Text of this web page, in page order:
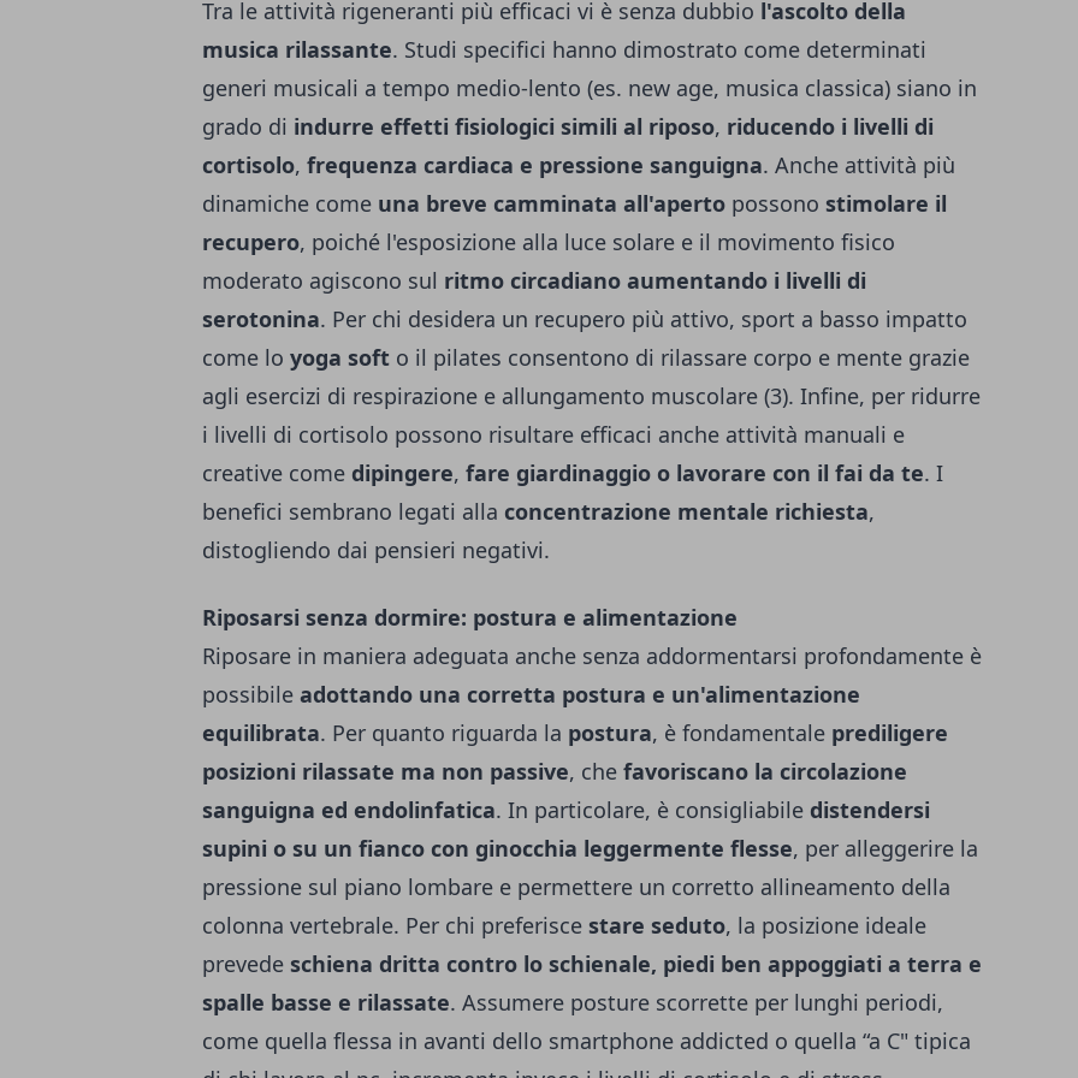
Tra le attività rigeneranti più efficaci vi è senza dubbio l'ascolto della
musica rilassante. Studi specifici hanno dimostrato come determinati
generi musicali a tempo medio-lento (es. new age, musica classica) siano in
grado di indurre effetti fisiologici simili al riposo, riducendo i livelli di
cortisolo, frequenza cardiaca e pressione sanguigna. Anche attività più
dinamiche come una breve camminata all'aperto possono stimolare il
recupero, poiché l'esposizione alla luce solare e il movimento fisico
moderato agiscono sul ritmo circadiano aumentando i livelli di
serotonina. Per chi desidera un recupero più attivo, sport a basso impatto
come lo yoga soft o il pilates consentono di rilassare corpo e mente grazie
agli esercizi di respirazione e allungamento muscolare (3). Infine, per ridurre
i livelli di cortisolo possono risultare efficaci anche attività manuali e
creative come dipingere, fare giardinaggio o lavorare con il fai da te. I
benefici sembrano legati alla concentrazione mentale richiesta,
distogliendo dai pensieri negativi.
Riposarsi senza dormire: postura e alimentazione
Riposare in maniera adeguata anche senza addormentarsi profondamente è
possibile adottando una corretta postura e un'alimentazione
equilibrata. Per quanto riguarda la postura, è fondamentale prediligere
posizioni rilassate ma non passive, che favoriscano la circolazione
sanguigna ed endolinfatica. In particolare, è consigliabile distendersi
supini o su un fianco con ginocchia leggermente flesse, per alleggerire la
pressione sul piano lombare e permettere un corretto allineamento della
colonna vertebrale. Per chi preferisce stare seduto, la posizione ideale
prevede schiena dritta contro lo schienale, piedi ben appoggiati a terra e
spalle basse e rilassate. Assumere posture scorrette per lunghi periodi,
come quella flessa in avanti dello smartphone addicted o quella “a C" tipica